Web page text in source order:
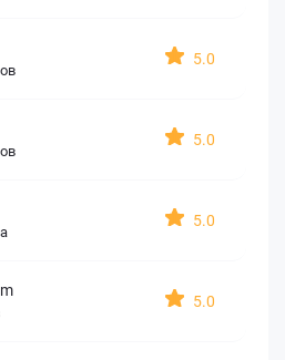
5.0
5.0
5.0
5.0